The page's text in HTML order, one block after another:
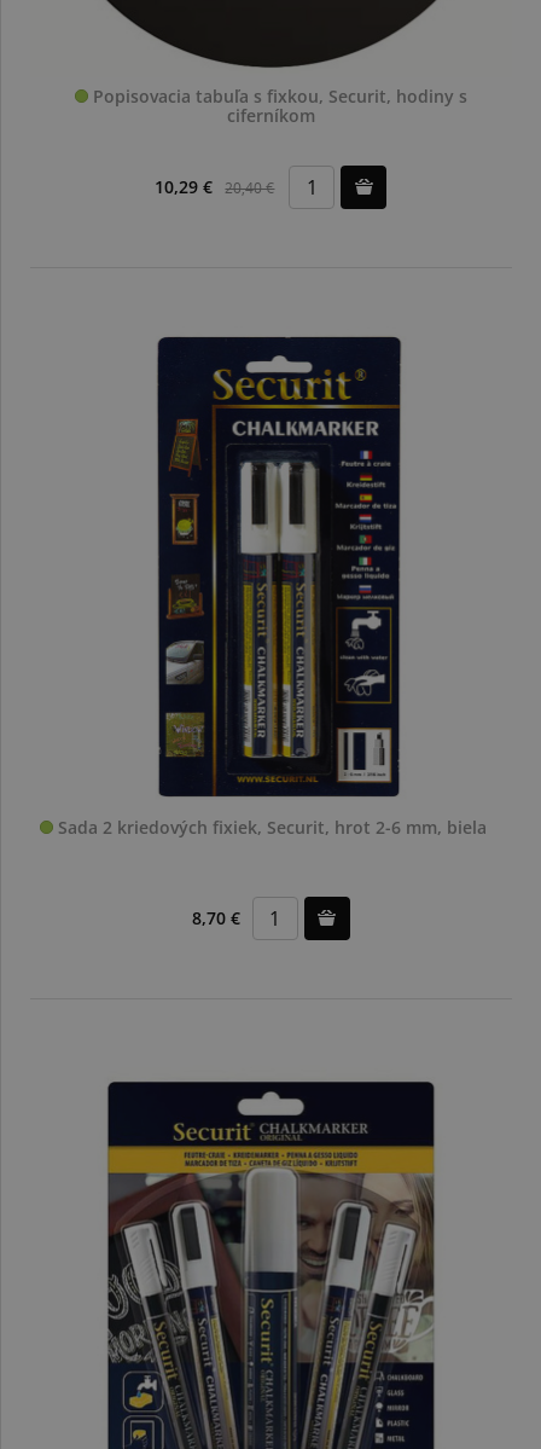
Popisovacia tabuľa s fixkou, Securit, hodiny s
ciferníkom
10,29 € 20,40 €
Sada 2 kriedových fixiek, Securit, hrot 2-6 mm, biela
8,70 €